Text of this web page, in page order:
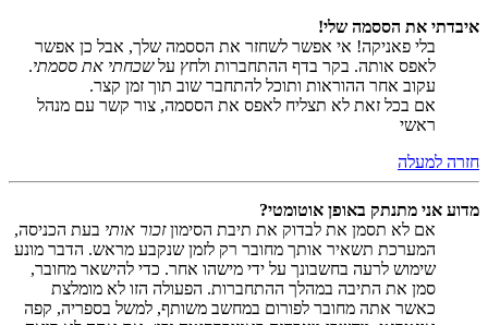
איבדתי את הססמה שלי!
בלי פאניקה! אי אפשר לשחזר את הססמה שלך, אבל כן אפשר
לאפס אותה. בקר בדף ההתחברות ולחץ עלשכחתי את ססמתי.
עקוב אחר ההוראות ותוכל להתחבר שוב תוך זמן קצר.
אם בכל זאת לא תצליח לאפס את הססמה, צור קשר עם מנהל
ראשי
חזרה למעלה
מדוע אני מתנתק באופן אוטומטי?
אם לא תסמן את לבדוק את תיבת הסימוןזכור אותי בעת הכניסה,
המערכת תשאיר אותך מחובר רק לזמן שנקבע מראש. הדבר מונע
שימוש לרעה בחשבונך על ידי מישהו אחר. כדי להישאר מחובר,
סמן את התיבה במהלך ההתחברות. הפעולה הזו לא מומלצת
כאשר אתה מחובר לפורום במחשב משותף, למשל בספריה, קפה